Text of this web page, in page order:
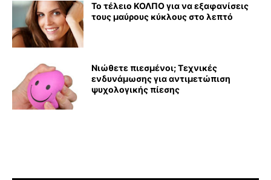
Το τέλειο ΚΟΛΠΟ για να εξαφανίσεις
τους μαύρους κύκλους στο λεπτό
Νιώθετε πιεσμένοι; Τεχνικές
ενδυνάμωσης για αντιμετώπιση
ψυχολογικής πίεσης